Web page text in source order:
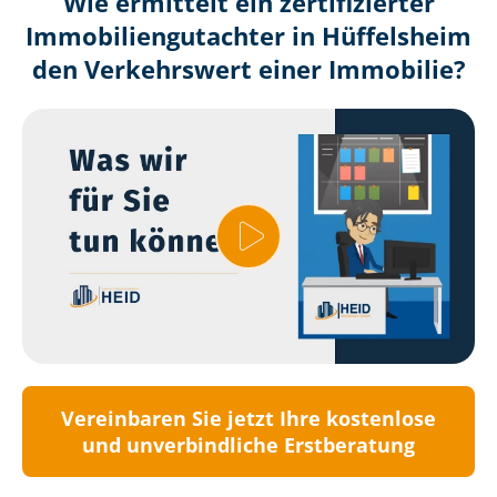
Immobilien­gutachter in Hüffelsheim
den Verkehrswert einer Immobilie?
Vereinbaren Sie jetzt Ihre kostenlose
und unverbindliche Erstberatung